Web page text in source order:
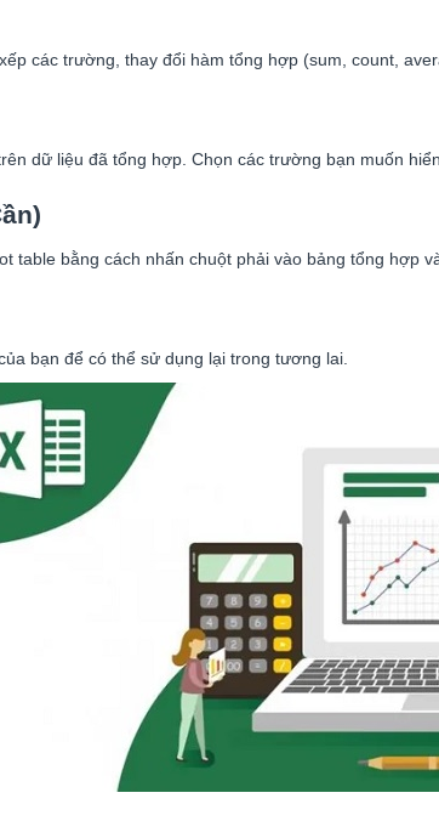
các trường, thay đổi hàm tổng hợp (sum, count,
dữ liệu đã tổng hợp. Chọn các trường bạn muốn
table bằng cách nhấn chuột phải vào bảng tổng hợp
bạn để có thể sử dụng lại trong tương lai.